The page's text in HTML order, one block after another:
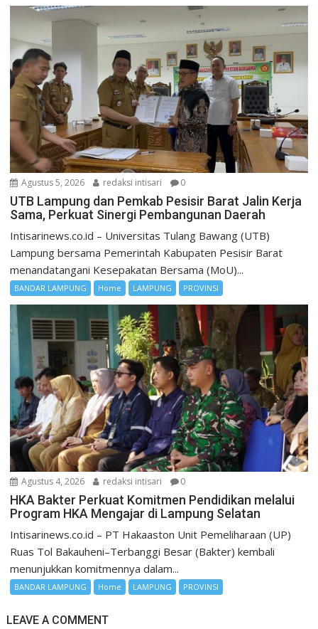
Agustus 5, 2026 redaksi intisari 0
UTB Lampung dan Pemkab Pesisir Barat Jalin Kerja
Sama, Perkuat Sinergi Pembangunan Daerah
Intisarinews.co.id – Universitas Tulang Bawang (UTB)
Lampung bersama Pemerintah Kabupaten Pesisir Barat
menandatangani Kesepakatan Bersama (MoU)...
BANDAR LAMPUNG Home LAMPUNG PROVINSI
Agustus 4, 2026 redaksi intisari 0
HKA Bakter Perkuat Komitmen Pendidikan melalui
Program HKA Mengajar di Lampung Selatan
Intisarinews.co.id – PT Hakaaston Unit Pemeliharaan (UP)
Ruas Tol Bakauheni–Terbanggi Besar (Bakter) kembali
menunjukkan komitmennya dalam...
BANDAR LAMPUNG Home LAMPUNG PROVINSI
LEAVE A COMMENT